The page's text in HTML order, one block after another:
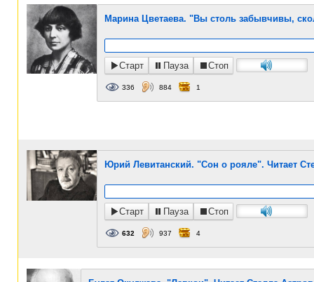
Марина Цветаева. "Вы столь забывчивы,
Старт Пауза Стоп
336 884 1
Юрий Левитанский. "Сон о рояле". Читает
Старт Пауза Стоп
632 937 4